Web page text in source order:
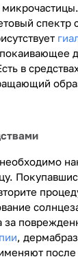
спектр
в
за
,
после